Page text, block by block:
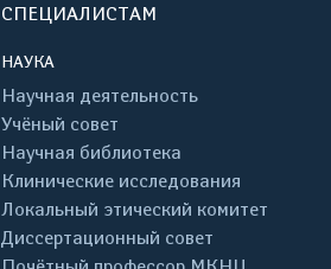
СПЕЦИАЛИСТАМ
НАУКА
Научная деятельность
Учёный совет
Научная библиотека
Клинические исследования
Локальный этический комитет
Диссертационный совет